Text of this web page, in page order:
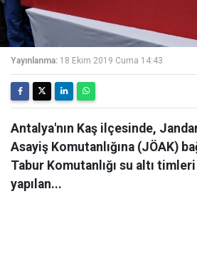
Yayınlanma: 18 Ekim 2019 Cuma 14:43
Antalya'nın Kaş ilçesinde,
Asayiş Komutanlığına (JÖAK)
Tabur Komutanlığı su altı
yapılan...